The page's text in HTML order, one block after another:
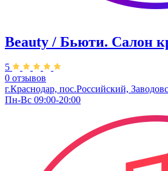
Beauty / Бьюти. Салон
5
0 отзывов
г.Краснодар, пос.Российский,
Пн-Вс 09:00-20:00